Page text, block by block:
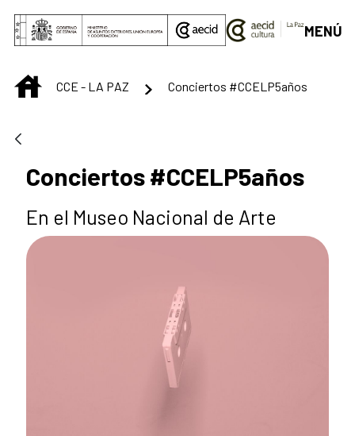
Saut au contenu principal
MENÚ
INICIOCCE - LA PAZ Conciertos #CCELP5años
Conciertos #CCELP5años
En el Museo Nacional de Arte